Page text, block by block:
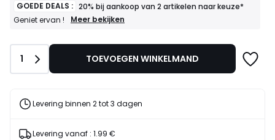
GOEDE DEALS : 20% bij aankoop van 2 artikelen naar keuze*
Geniet ervan !
GOEDE
artikelen
Geniet
Meer bekijken
Aantal
1 TOEVOEGEN WINKELMAND
Levering binnen 2 tot 3 dagen
Levering vanaf : 1.99 €